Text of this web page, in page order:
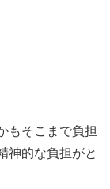
もそこまで負担
神的な負担がと